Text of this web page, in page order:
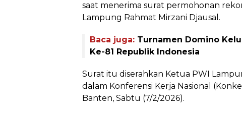
saat menerima surat permohonan
Lampung Rahmat Mirzani Djausal.
Baca juga: Turnamen Domino
Ke-81 Republik Indonesia
Surat itu diserahkan Ketua PWI
dalam Konferensi Kerja Nasional
Banten, Sabtu (7/2/2026).